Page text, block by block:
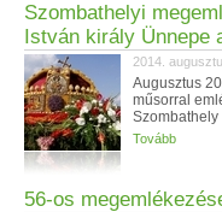
Szombathelyi
István király Ünnepe
2014.
Augusztus
műsorral
Szombathely
Tovább
56-os